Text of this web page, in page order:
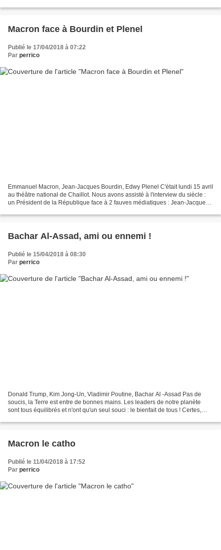
Macron face à Bourdin et Plenel
Publié le 17/04/2018 à 07:22
Par perrico
Emmanuel Macron, Jean-Jacques Bourdin, Edwy Plenel C'était lundi 15 avril
au théâtre national de Chaillot. Nous avons assisté à l'interview du siècle :
un Président de la République face à 2 fauves médiatiques : Jean-Jacques
Bachar Al-Assad, ami ou ennemi !
Publié le 15/04/2018 à 08:30
Par perrico
Donald Trump, Kim Jong-Un, Vladimir Poutine, Bachar Al -Assad Pas de
soucis, la Terre est entre de bonnes mains. Les leaders de notre planète
sont tous équilibrés et n'ont qu'un seul souci : le bienfait de tous ! Certes,
Macron le catho
Publié le 11/04/2018 à 17:52
Par perrico